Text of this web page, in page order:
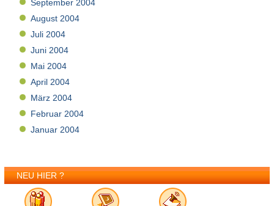
September 2004
August 2004
Juli 2004
Juni 2004
Mai 2004
April 2004
März 2004
Februar 2004
Januar 2004
NEU HIER ?